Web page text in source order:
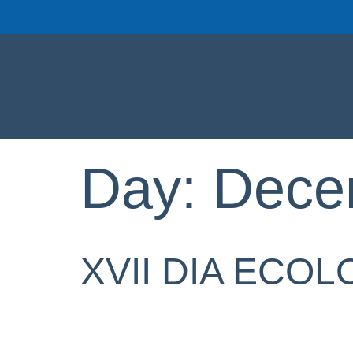
Day:
XVII DIA